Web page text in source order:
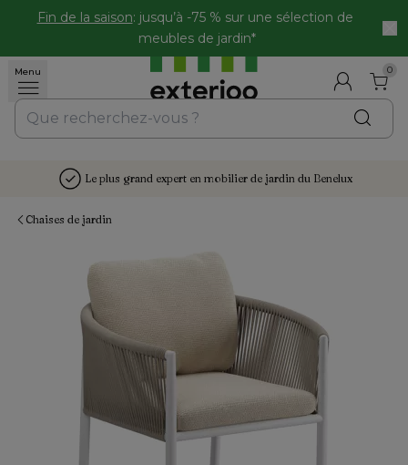
Fin de la saison: jusqu’à -75 % sur une sélection de
meubles de jardin*
Menu 0
Le plus grand expert en mobilier de jardin du Benelux
Chaises de jardin